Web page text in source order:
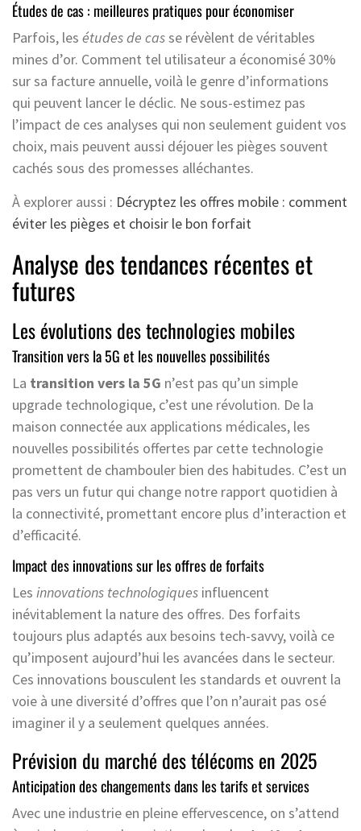
Études de cas : meilleures pratiques pour économiser
Parfois, les études de casse révèlent de véritables
mines d’or. Comment tel utilisateur a économisé 30%
sur sa facture annuelle, voilà le genre d’informations
qui peuvent lancer le déclic. Ne sous-estimez pas
l’impact de ces analyses qui non seulement guident vos
choix, mais peuvent aussi déjouer les pièges souvent
cachés sous des promesses alléchantes.
À explorer aussi : Décryptez les offres mobile : comment
éviter les pièges et choisir le bon forfait
Analyse des tendances récentes et
futures
Les évolutions des technologies mobiles
Transition vers la 5G et les nouvelles possibilités
La transition vers la 5G n’est pas qu’un simple
upgrade technologique, c’est une révolution. De la
maison connectée aux applications médicales, les
nouvelles possibilités offertes par cette technologie
promettent de chambouler bien des habitudes. C’est un
pas vers un futur qui change notre rapport quotidien à
la connectivité, promettant encore plus d’interaction et
d’efficacité.
Impact des innovations sur les offres de forfaits
Les innovations technologiques influencent
inévitablement la nature des offres. Des forfaits
toujours plus adaptés aux besoins tech-savvy, voilà ce
qu’imposent aujourd’hui les avancées dans le secteur.
Ces innovations bousculent les standards et ouvrent la
voie à une diversité d’offres que l’on n’aurait pas osé
imaginer il y a seulement quelques années.
Prévision du marché des télécoms en 2025
Anticipation des changements dans les tarifs et services
Avec une industrie en pleine effervescence, on s’attend